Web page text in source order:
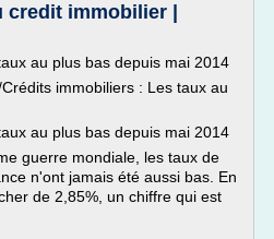
immobilier |
au plus bas depuis mai 2014
immobiliers : Les taux au
au plus bas depuis mai 2014
guerre mondiale, les taux de
n'ont jamais été aussi bas. En
de 2,85%, un chiffre qui est